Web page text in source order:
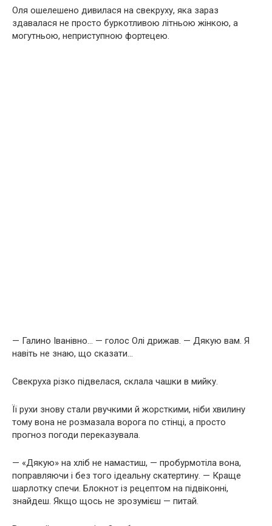
Оля ошелешено дивилася на свекруху, яка зараз
здавалася не просто буркотливою літньою жінкою, а
могутньою, неприступною фортецею.
— Галино Іванівно… — голос Олі дрижав. — Дякую вам. Я
навіть не знаю, що сказати…
Свекруха різко підвелася, склала чашки в мийку.
Її рухи знову стали рвучкими й жорсткими, ніби хвилину
тому вона не розмазала ворога по стінці, а просто
прогноз погоди переказувала.
— «Дякую» на хліб не намастиш, — пробурмотіла вона,
поправляючи і без того ідеальну скатертину. — Краще
шарлотку спечи. Блокнот із рецептом на підвіконні,
знайдеш. Якщо щось не зрозумієш — питай.